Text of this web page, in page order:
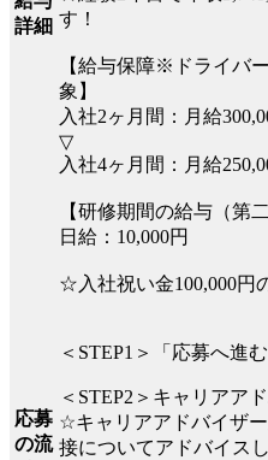
詳細 す！
【給与保障※ドライバ
象】
入社2ヶ月間：月給
▽
入社4ヶ月間：月給
【研修期間の給与（第
日給：10,000円
☆入社祝い金100,000円
応募
の流
＜STEP1＞「応募へ進
＜STEP2＞キャリアア
☆キャリアアドバイザ
接についてアドバイス